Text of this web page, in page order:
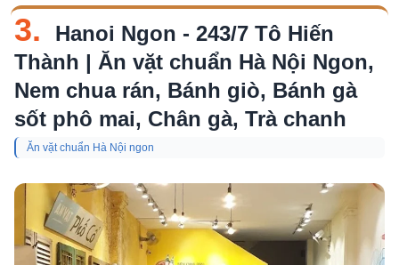
3.
Hanoi Ngon - 243/7 Tô Hiến
Thành | Ăn vặt chuẩn Hà Nội Ngon,
Nem chua rán, Bánh giò, Bánh gà
sốt phô mai, Chân gà, Trà chanh
Ăn vặt chuẩn Hà Nội ngon